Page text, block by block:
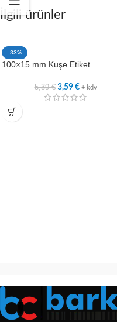
İlgili ürünler
-33%
100×15 mm Kuşe Etiket
5,39€ 3,59 € + kdv